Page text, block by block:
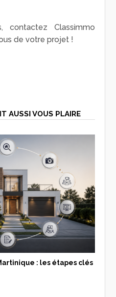
contactez Classimmo
de votre projet !
AUSSI VOUS PLAIRE
: les étapes clés